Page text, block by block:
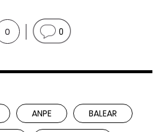
0 0
ANPE BALEAR